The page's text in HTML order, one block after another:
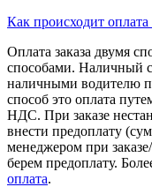
Как происходит оплата
Оплата заказа двумя
способами. Наличный
наличными водителю
способ это оплата
НДС. При заказе
внести предоплату
менеджером при
берем предоплату.
оплата.